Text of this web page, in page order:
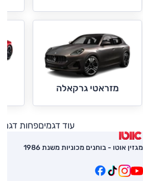
מזראטי גרקאלה
עוד דגמיםפחות דגמים
מגזין אוטו - בוחנים מכוניות משנת 1986